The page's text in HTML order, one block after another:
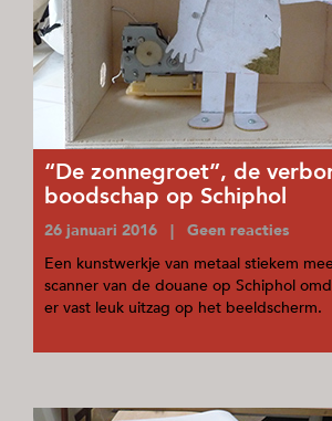
“De zonnegroet”, de
boodschap op Schiphol
26 januari 2016 | Geen reacties
Een kunstwerkje van metaal stiekem
scanner van de douane op Schiphol
er vast leuk uitzag op het beeldscherm.